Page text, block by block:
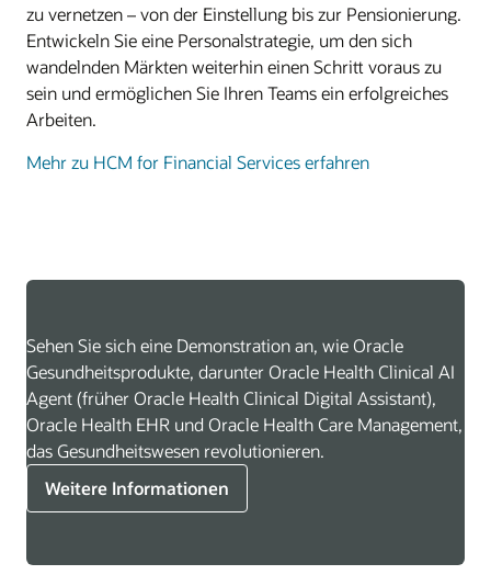
zu vernetzen – von der Einstellung bis zur Pensionierung.
Entwickeln Sie eine Personalstrategie, um den sich
wandelnden Märkten weiterhin einen Schritt voraus zu
sein und ermöglichen Sie Ihren Teams ein erfolgreiches
Arbeiten.
Mehr zu HCM for Financial Services erfahren
Sehen Sie sich eine Demonstration an, wie Oracle
Gesundheitsprodukte, darunter Oracle Health Clinical AI
Agent (früher Oracle Health Clinical Digital Assistant),
Oracle Health EHR und Oracle Health Care Management,
das Gesundheitswesen revolutionieren.
Weitere Informationen